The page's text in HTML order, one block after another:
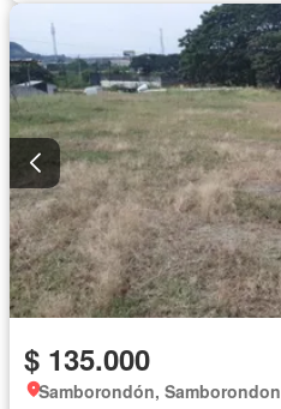
$ 135.000
Samborondón, Samborondon